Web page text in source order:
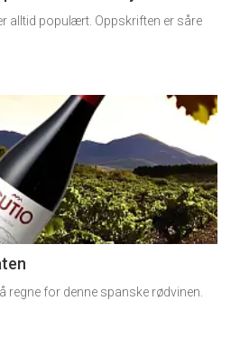
alltid populært. Oppskriften er såre
regne for denne spanske rødvinen.